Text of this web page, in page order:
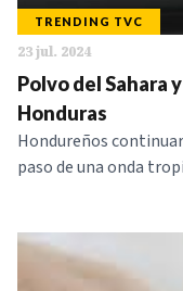
TRENDING TVC
23 jul. 2024
Polvo del Sahara
Honduras
Hondureños
paso de una onda